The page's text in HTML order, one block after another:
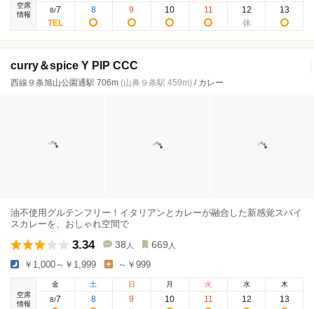
空席
情報
8/7 8 9 10 11 12 13
curry＆spice Y PIP CCC
西線９条旭山公園通駅 706m (山鼻９条駅 459m) / カレー
油不使用グルテンフリー！イタリアンとカレーが融合した新感覚スパイ
スカレーを、おしゃれ空間で
3.34 38 人 669 人
￥1,000～￥1,999 ～￥999
空席
情報
金
8/7
土
8
日
9
月
10
火
11
水
12
木
13